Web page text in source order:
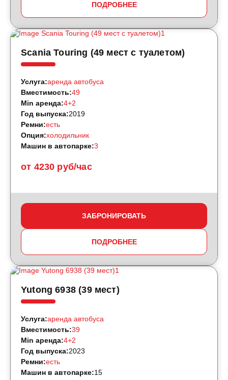
ПОДРОБНЕЕ
Scania Touring (49 мест с туалетом)
от 4230 руб/час
Услуга:аренда автобуса
Вместимость:49
Min аренда:4+2
Год выпуска:2019
Ремни:есть
Опция:холодильник
Машин в автопарке:3
ЗАБРОНИРОВАТЬ
ПОДРОБНЕЕ
Yutong 6938 (39 мест)
Услуга:аренда автобуса
Вместимость:39
Min аренда:4+2
Год выпуска:2023
Ремни:есть
Машин в автопарке:15